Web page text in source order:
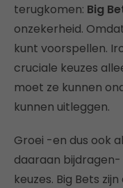
terugkomen: Big
onzekerheid.
kunt voorspellen.
cruciale keuzes
moet ze kunnen
kunnen uitleggen.
Groei -en dus ook
daaraan
keuzes. Big Bets